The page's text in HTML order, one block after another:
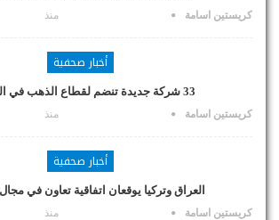
كريستين اسامة منذ
أخبار صحفية
33 شركة جديدة تنضم لقطاع الذهب في السودان
كريستين اسامة منذ
أخبار صحفية
العراق وتركيا يوقعان اتفاقية تعاون في
كريستين اسامة منذ